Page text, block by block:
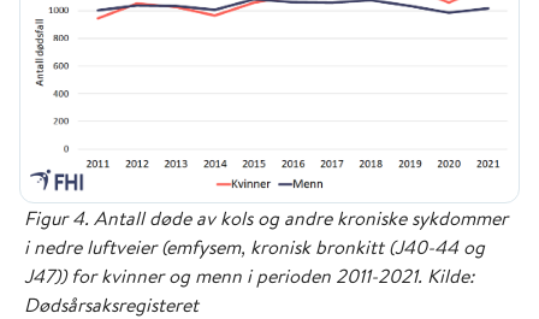
Figur 4. Antall døde av kols og andre kroniske sykdommer
i nedre luftveier (emfysem, kronisk bronkitt (J40-44 og
J47)) for kvinner og menn i perioden 2011-2021. Kilde:
Dødsårsaksregisteret